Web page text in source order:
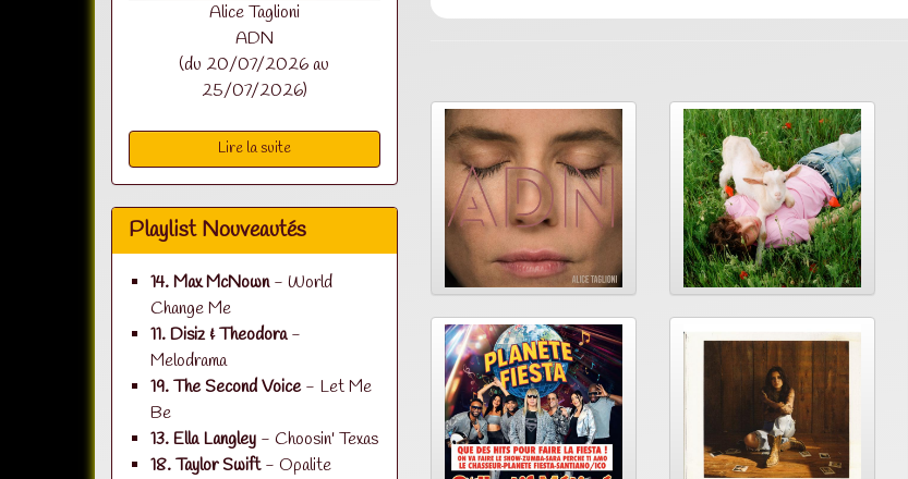
Alice Taglioni
ADN
(du 20/07/2026 au
25/07/2026)
Lire la suite
Playlist Nouveautés
14. Max McNown- World
Change Me
11. Disiz & Theodora-
Melodrama
19. The Second Voice- Let Me
Be
13. Ella Langley - Choosin' Texas
18. Taylor Swift- Opalite